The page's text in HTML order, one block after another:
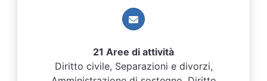
21 Aree di attività
Diritto civile, Separazioni e divorzi,